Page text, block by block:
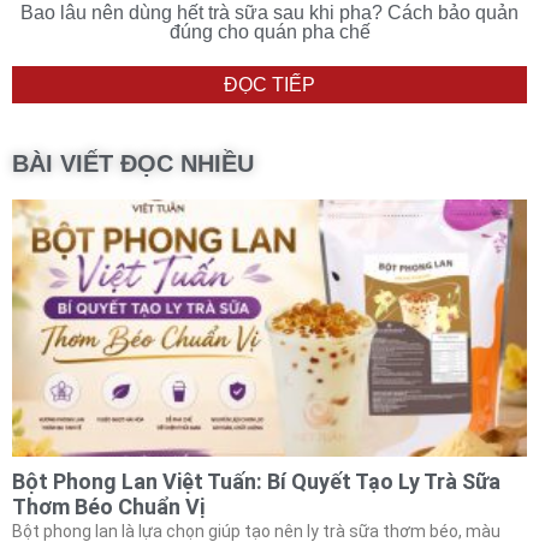
Bao lâu nên dùng hết trà sữa sau khi pha? Cách bảo quản
đúng cho quán pha chế
ĐỌC TIẾP
BÀI VIẾT ĐỌC NHIỀU
Bột Phong Lan Việt Tuấn: Bí Quyết Tạo Ly Trà Sữa
Thơm Béo Chuẩn Vị
Bột phong lan là lựa chọn giúp tạo nên ly trà sữa thơm béo, màu